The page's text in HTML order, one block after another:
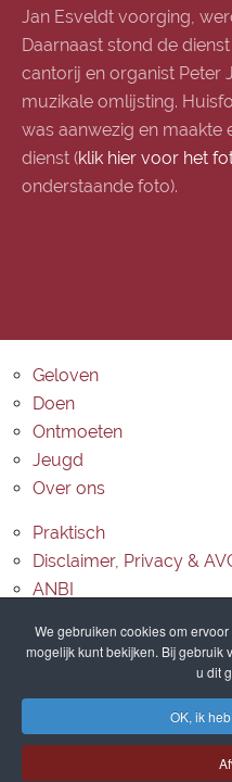
Jan Esveldt voorging,
Daarnaast stond de
cantorij en organist Peter
muzikale omlijsting.
was aanwezig en maakte
dienst (klik hier voor het
onderstaande foto).
Geloven
Doen
Ontmoeten
Jeugd
Over ons
Praktisch
Disclaimer, Privacy &
ANBI
Routebeschrijving
We gebruiken cookies om
mogelijk kunt bekijken. Bij gebruik
u dit
OK, ik